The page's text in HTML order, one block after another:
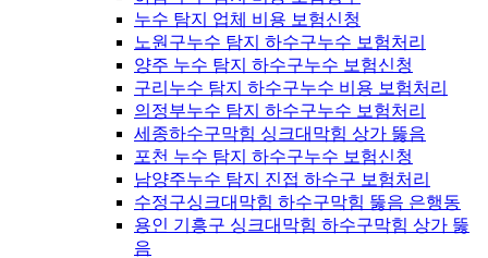
누수 탐지 업체 비용 보험신청
노원구누수 탐지 하수구누수 보험처리
양주 누수 탐지 하수구누수 보험신청
구리누수 탐지 하수구누수 비용 보험처리
의정부누수 탐지 하수구누수 보험처리
세종하수구막힘 싱크대막힘 상가 뚫음
포천 누수 탐지 하수구누수 보험신청
남양주누수 탐지 진접 하수구 보험처리
수정구싱크대막힘 하수구막힘 뚫음 은행동
용인 기흥구 싱크대막힘 하수구막힘 상가 뚫
음